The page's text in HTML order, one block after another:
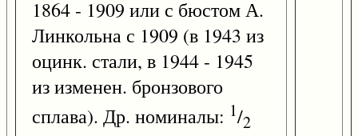
1864 - 1909 или с бюстом А.
Линкольна с 1909 (в 1943 из
оцинк. стали, в 1944 - 1945
из изменен. бронзового
сплава). Др. номиналы: 1/2